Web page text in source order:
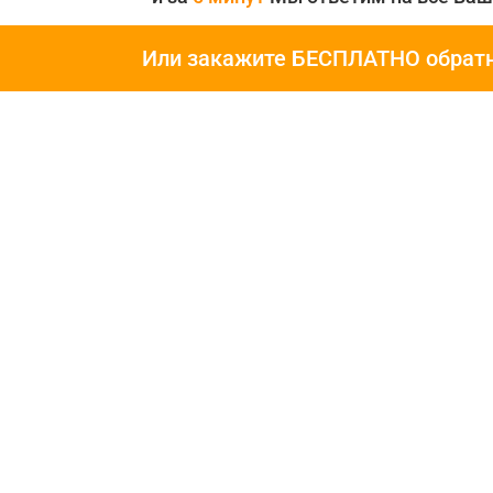
Или закажите БЕСПЛАТНО